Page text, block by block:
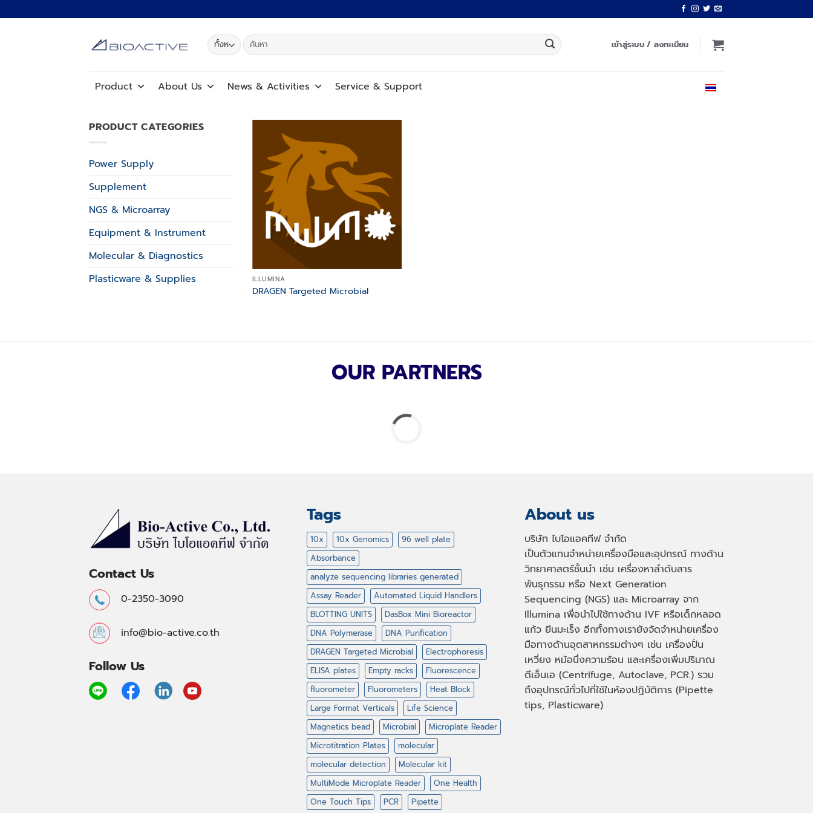
ไป
ค้นหา: เข้าสู่ระบบ / ลงทะเบียน
Product About Us News & Activities Service & Support
PRODUCT CATEGORIES
Power Supply
Supplement
NGS & Microarray
Equipment & Instrument
Molecular & Diagnostics
Plasticware & Supplies
ILLUMINA
DRAGEN Targeted Microbial
OUR PARTNERS
Contact Us
0-2350-3090
info@bio-active.co.th
Follow Us
Tags
10x 10x Genomics
96 well plate
Absorbance
analyze sequencing libraries generated
Assay Reader
Automated Liquid Handlers
BLOTTING UNITS
DasBox Mini Bioreactor
DNA Polymerase
DNA Purification
DRAGEN Targeted Microbial
Electrophoresis
ELISA plates
Empty racks
Fluorescence
fluorometer
Fluorometers
Heat Block
Large Format Verticals
Life Science
Magnetics bead
Microbial
Microplate Reader
Microtitration Plates
molecular
molecular detection
Molecular kit
MultiMode Microplate Reader
One Health
One Touch Tips
PCR Pipette
About us
บริษัท ไบโอแอคทีฟ จำกัด
เป็นตัวแทนจำหน่ายเครื่องมือและอุปกรณ์ ทางด้าน
วิทยาศาสตร์ชั้นนำ เช่น เครื่องหาลำดับสาร
พันธุกรรม หรือ Next Generation
Sequencing (NGS) และ Microarray จาก
Illumina เพื่อนำไปใช้ทางด้าน IVF หรือเด็กหลอด
แก้ว ยีนมะเร็ง อีกทั้งทางเรายังจัดจำหน่ายเครื่อง
มือทางด้านอุตสาหกรรมต่างๆ เช่น เครื่องปั่น
เหวี่ยง หม้อนึ่งความร้อน และเครื่องเพิ่มปริมาณ
ดีเอ็นเอ (Centrifuge, Autoclave, PCR.) รวม
ถึงอุปกรณ์ทั่วไปที่ใช้ในห้องปฏิบัติการ (Pipette
tips, Plasticware)